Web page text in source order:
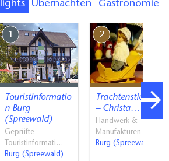
Übernachten Gastronomie
1
Touristinformatio
n Burg
(Spreewald)
Geprüfte
Touristinformati…
Burg (Spreewald)
2
Trachtenstickerei
– Christa…
Handwerk &
Manufakturen
Burg (Spreewald)